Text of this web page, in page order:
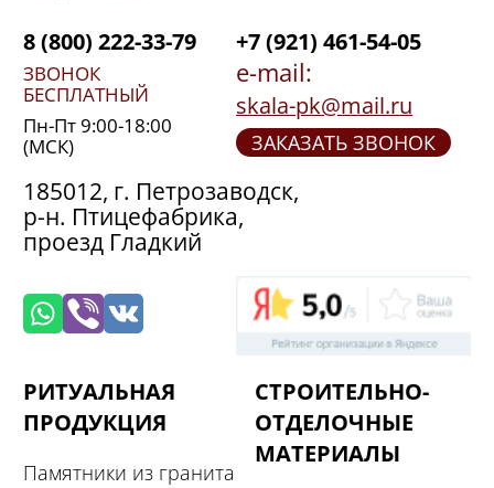
8 (800) 222-33-79
ЗВОНОК
БЕСПЛАТНЫЙ
Пн-Пт 9:00-18:00
(МСК)
+7 (921) 461-54-05
e-mail:
skala-pk@mail.ru
ЗАКАЗАТЬ ЗВОНОК
185012, г. Петрозаводск,
р-н. Птицефабрика,
проезд Гладкий
РИТУАЛЬНАЯ
ПРОДУКЦИЯ
Памятники из гранита
СТРОИТЕЛЬНО-
ОТДЕЛОЧНЫЕ
МАТЕРИАЛЫ